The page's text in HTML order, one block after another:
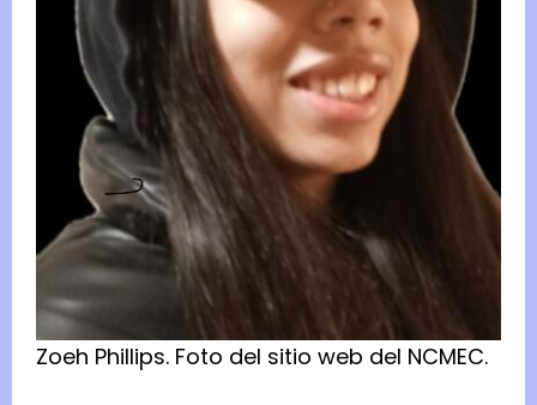
Zoeh Phillips. Foto del sitio web del NCMEC.